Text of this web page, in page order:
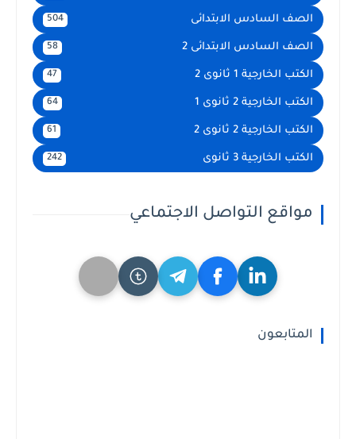
الصف السادس الابتدائى 504
الصف السادس الابتدائى 2 58
الكتب الخارجية 1 ثانوى 2 47
الكتب الخارجية 2 ثانوى 1 64
الكتب الخارجية 2 ثانوى 2 61
الكتب الخارجية 3 ثانوى 242
مواقع التواصل الاجتماعي
المتابعون